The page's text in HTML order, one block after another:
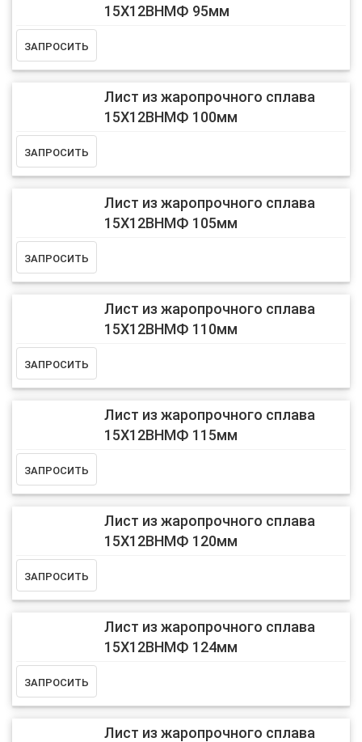
15Х12ВНМФ 95мм
Лист из жаропрочного сплава
15Х12ВНМФ 100мм
Лист из жаропрочного сплава
15Х12ВНМФ 105мм
Лист из жаропрочного сплава
15Х12ВНМФ 110мм
Лист из жаропрочного сплава
15Х12ВНМФ 115мм
Лист из жаропрочного сплава
15Х12ВНМФ 120мм
Лист из жаропрочного сплава
15Х12ВНМФ 124мм
Лист из жаропрочного сплава